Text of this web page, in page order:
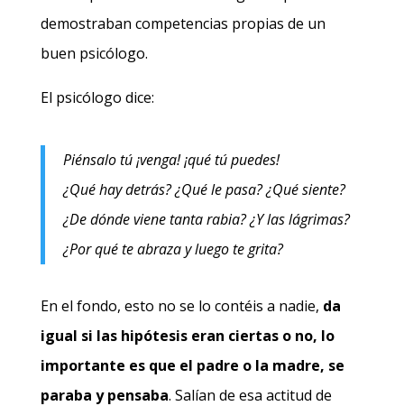
demostraban competencias propias de un
buen psicólogo.
El psicólogo dice:
Piénsalo tú ¡venga! ¡qué tú puedes!
¿Qué hay detrás? ¿Qué le pasa? ¿Qué siente?
¿De dónde viene tanta rabia? ¿Y las lágrimas?
¿Por qué te abraza y luego te grita?
En el fondo, esto no se lo contéis a nadie, da
igual si las hipótesis eran ciertas o no, lo
importante es que el padre o la madre, se
paraba y pensaba. Salían de esa actitud de